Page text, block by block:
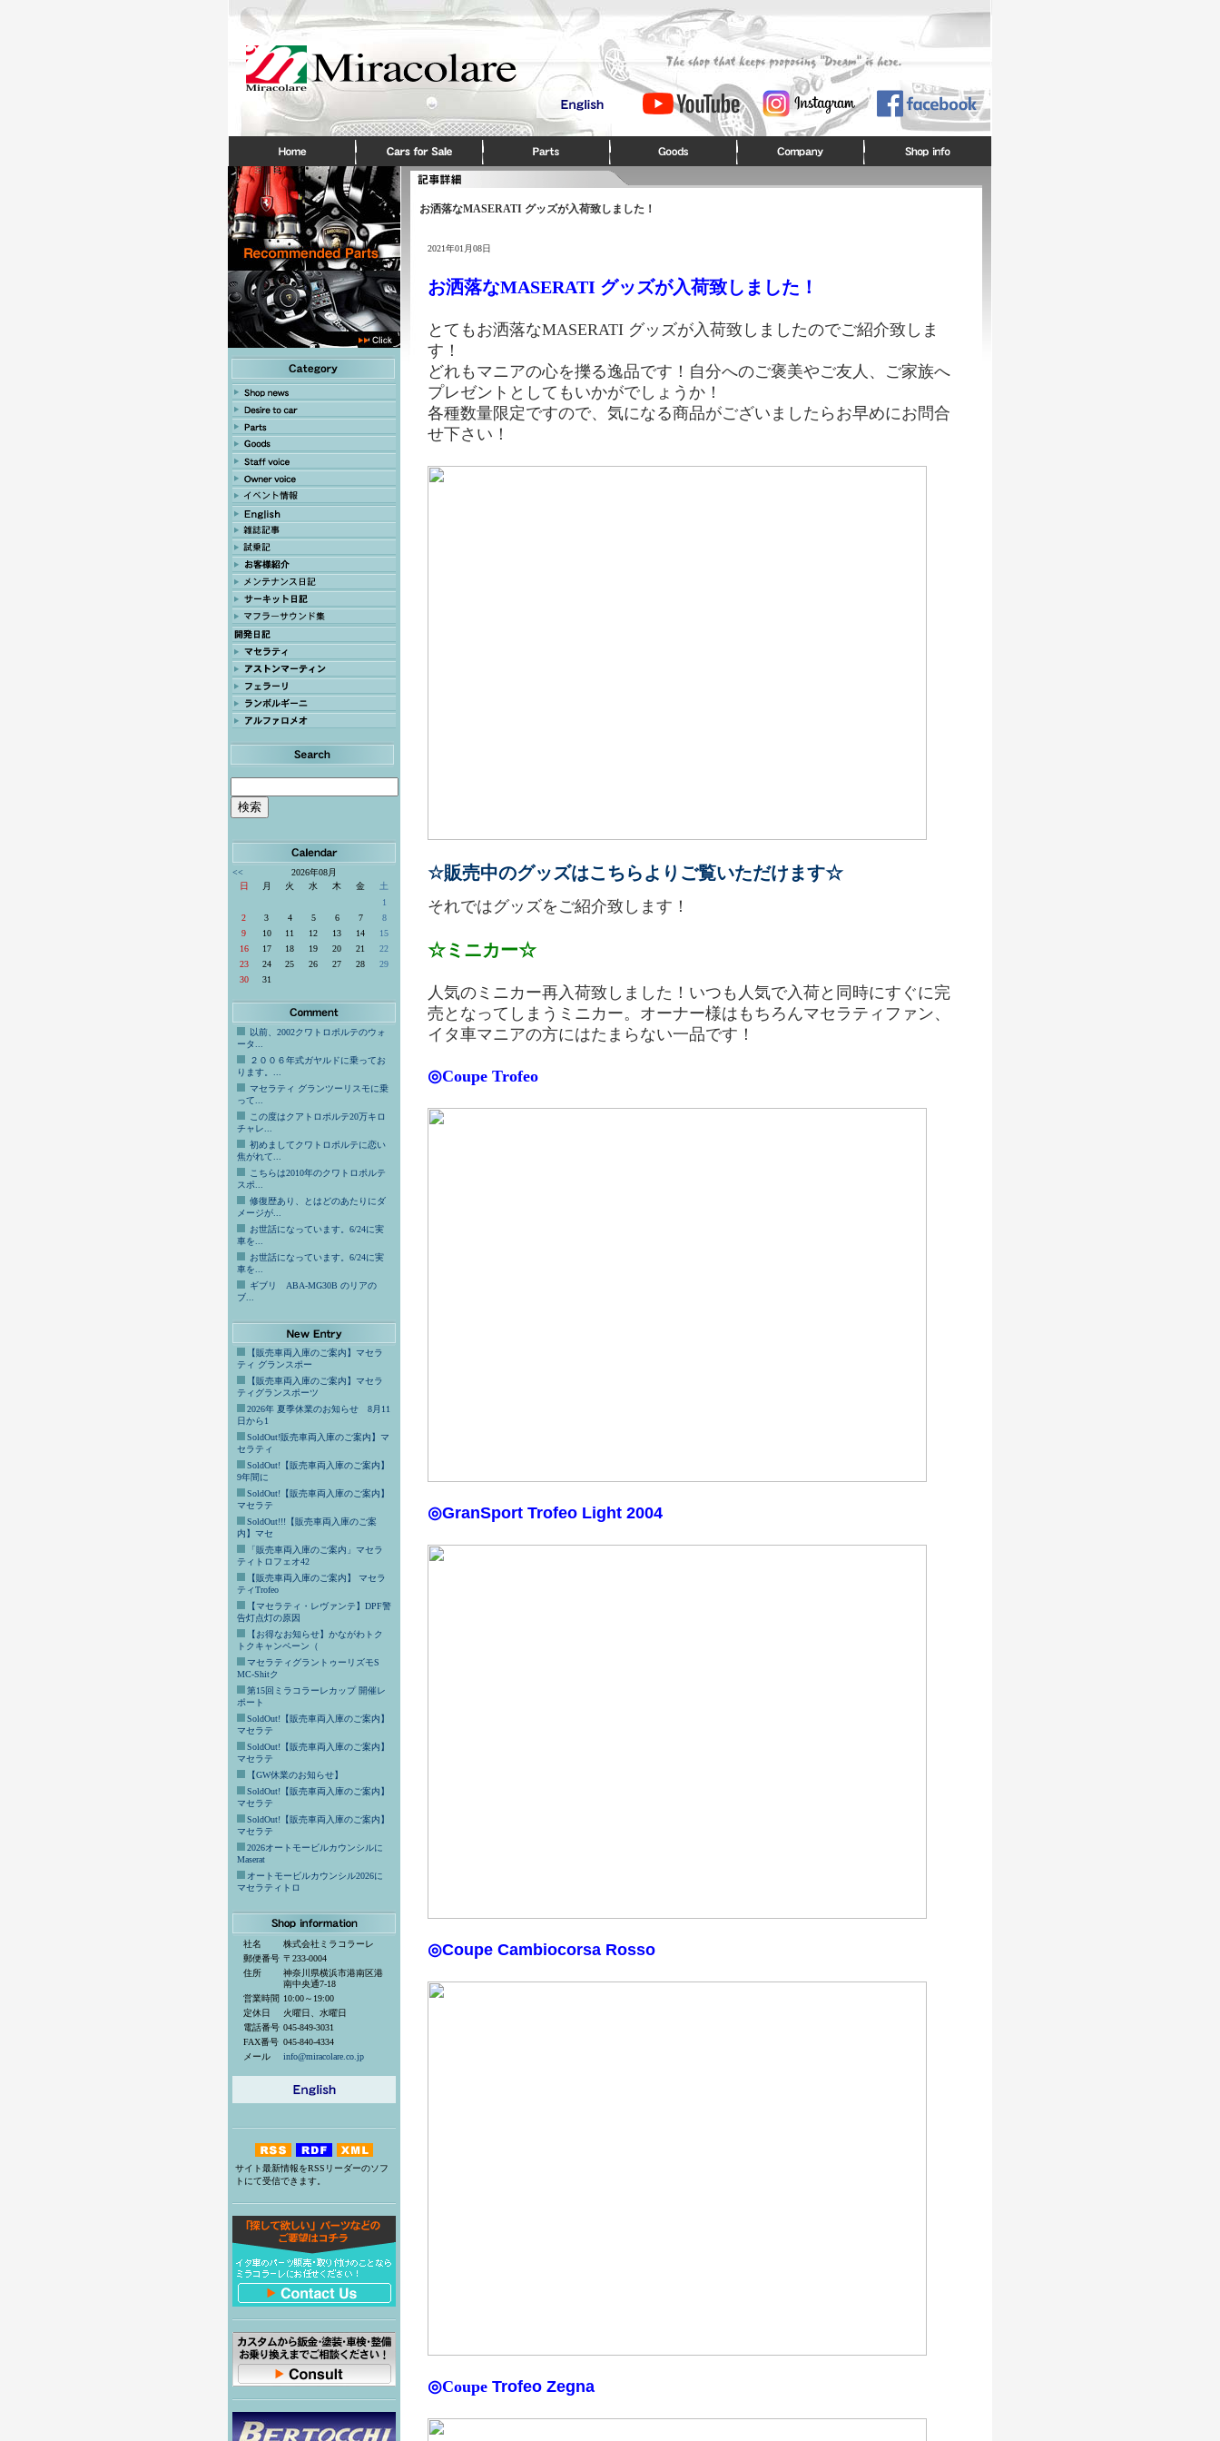
<<
2026年08月
日
月 火 水 木 金
土
1
2
3 4 5 6 7
8
9
10 11 12 13 14
15
16
17 18 19 20 21
22
23
24 25 26 27 28
29
30
31
以前、2002クワトロポルテのウォ
ータ...
２００６年式ガヤルドに乗ってお
ります。...
マセラティ グランツーリスモに乗
って...
この度はクアトロポルテ20万キロ
チャレ...
初めましてクワトロポルテに恋い
焦がれて...
こちらは2010年のクワトロポルテ
スポ...
修復歴あり、とはどのあたりにダ
メージが...
お世話になっています。6/24に実
車を...
お世話になっています。6/24に実
車を...
ギブリ ABA-MG30B のリアの
ブ...
【販売車両入庫のご案内】マセラ
ティ グランスポー
【販売車両入庫のご案内】マセラ
ティグランスポーツ
2026年 夏季休業のお知らせ 8月11
日から1
SoldOut!販売車両入庫のご案内】マ
セラティ
SoldOut!【販売車両入庫のご案内】
9年間に
SoldOut!【販売車両入庫のご案内】
マセラテ
SoldOut!!!【販売車両入庫のご案
内】マセ
「販売車両入庫のご案内」マセラ
ティトロフェオ42
【販売車両入庫のご案内】 マセラ
ティTrofeo
【マセラティ・レヴァンテ】DPF警
告灯点灯の原因
【お得なお知らせ】かながわトク
トクキャンペーン（
マセラティグラントゥーリズモS
MC-Shitク
第15回ミラコラーレカップ 開催レ
ポート
SoldOut!【販売車両入庫のご案内】
マセラテ
SoldOut!【販売車両入庫のご案内】
マセラテ
【GW休業のお知らせ】
SoldOut!【販売車両入庫のご案内】
マセラテ
SoldOut!【販売車両入庫のご案内】
マセラテ
2026オートモービルカウンシルに
Maserat
オートモービルカウンシル2026に
マセラティトロ
社名
株式会社ミラコラーレ
郵便番号 〒233-0004
住所
神奈川県横浜市港南区港
南中央通7-18
営業時間 10:00～19:00
定休日
火曜日、水曜日
電話番号 045-849-3031
FAX番号 045-840-4334
メール
info@miracolare.co.jp
サイト最新情報をRSSリーダーのソフ
トにて受信できます。
お洒落なMASERATI グッズが入荷致しました！
2021年01月08日
お洒落なMASERATI グッズが入荷致しました！
とてもお洒落なMASERATI グッズが入荷致しましたのでご紹介致しま
す！
どれもマニアの心を擽る逸品です！自分へのご褒美やご友人、ご家族へ
プレゼントとしてもいかがでしょうか！
各種数量限定ですので、気になる商品がございましたらお早めにお問合
せ下さい！
☆販売中のグッズはこちらよりご覧いただけます☆
それではグッズをご紹介致します！
☆ミニカー☆
人気のミニカー再入荷致しました！いつも人気で入荷と同時にすぐに完
売となってしまうミニカー。オーナー様はもちろんマセラティファン、
イタ車マニアの方にはたまらない一品です！
◎Coupe Trofeo
◎GranSport Trofeo Light 2004
◎Coupe Cambiocorsa Rosso
◎Coupe Trofeo Zegna